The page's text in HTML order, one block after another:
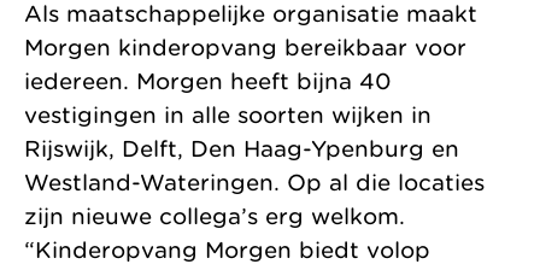
Als maatschappelijke organisatie maakt
Morgen kinderopvang bereikbaar voor
iedereen. Morgen heeft bijna 40
vestigingen in alle soorten wijken in
Rijswijk, Delft, Den Haag-Ypenburg en
Westland-Wateringen. Op al die locaties
zijn nieuwe collega’s erg welkom.
“Kinderopvang Morgen biedt volop